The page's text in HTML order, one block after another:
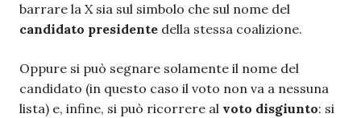
barrare la X sia sul simbolo che sul nome del
candidato presidente della stessa coalizione.
Oppure si può segnare solamente il nome del
candidato (in questo caso il voto non va a nessuna
lista) e, infine, si può ricorrere al voto disgiunto: si